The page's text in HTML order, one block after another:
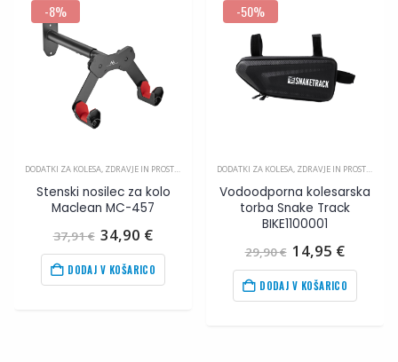
-8%
DODATKI ZA KOLESA, ZDRAVJE IN PROSTI ČAS
Stenski nosilec za kolo
Maclean MC-457
37,91€ Izvirna
cena
je
bila:
37,91€.
34,90 €Trenutna
je:
34,90
DODAJ V KOŠARICO
-50%
DODATKI ZA KOLESA, ZDRAVJE IN PROSTI ČAS
Vodoodporna kolesarska
torba Snake Track
BIKE1100001
29,90€ Izvirna
cena
je
bila:
29,90€.
14,95 €
je:
14,95
DODAJ V KOŠARICO